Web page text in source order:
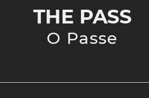
THE PASS
O Passe